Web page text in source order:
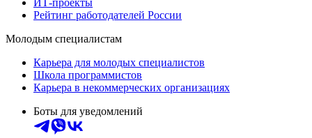
ИТ-проекты
Рейтинг работодателей России
Молодым специалистам
Карьера для молодых специалистов
Школа программистов
Карьера в некоммерческих организациях
Боты для уведомлений